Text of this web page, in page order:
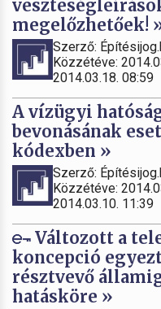
megelőzhetőek!
Szerző:
Közzétéve:
2014.03.18. 08:59
A vízügyi
bevonásának
kódexben »
Szerző:
Közzétéve:
2014.03.10. 11:39
Változott a
koncepció
résztvevő
hatásköre »